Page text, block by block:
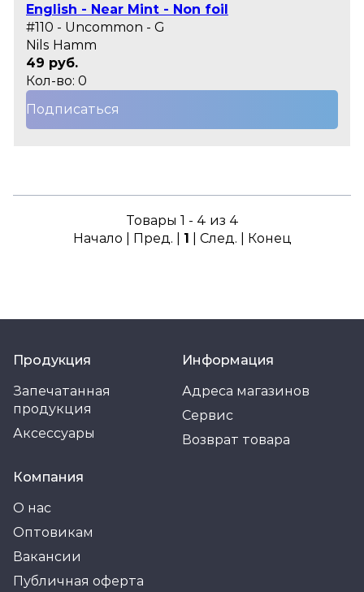
English - Near Mint - Non foil
#110 - Uncommon - G
Nils Hamm
49 руб.
Кол-во: 0
Подписаться
Товары 1 - 4 из 4
Начало | Пред. | 1 | След. | Конец
Продукция
Запечатанная
продукция
Аксессуары
Информация
Адреса магазинов
Сервис
Возврат товара
Компания
О нас
Оптовикам
Вакансии
Публичная оферта